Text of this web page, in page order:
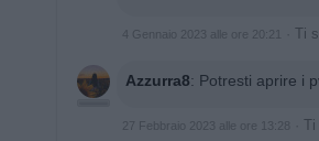
4 Gennaio 2023 alle ore 20:21 Ti
Azzurra8: Potresti aprire i
27 Febbraio 2023 alle ore 13:28